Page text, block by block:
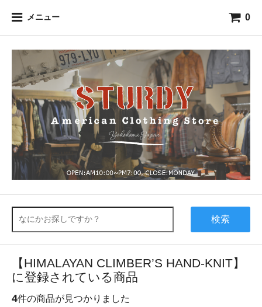
メニュー 0
検索
【HIMALAYAN CLIMBER’S HAND-KNIT】
に登録されている商品
4件の商品が見つかりました